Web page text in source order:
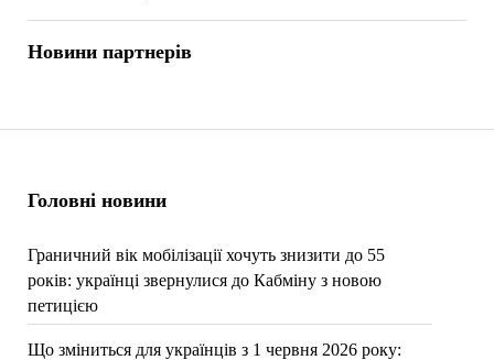
Головні новини
Граничний вік мобілізації хочуть знизити до 55
років: українці звернулися до Кабміну з новою
петицією
Що зміниться для українців з 1 червня 2026 року:
Новини партнерів